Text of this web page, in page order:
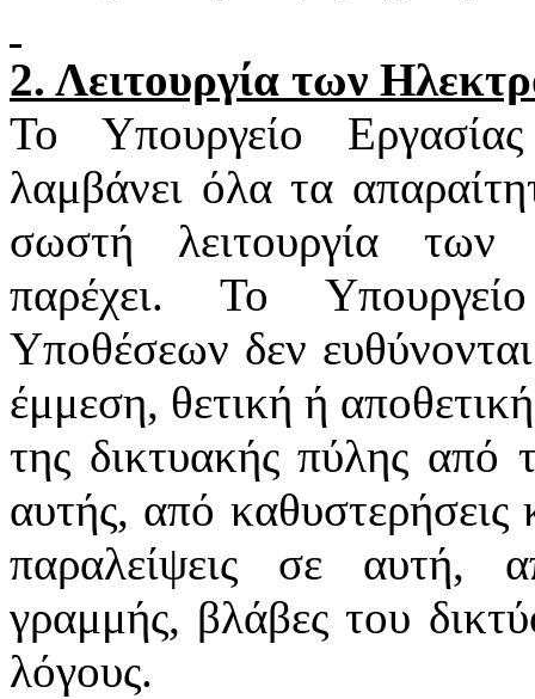
2. Λειτουργία των
Το Υπουργείο
λαμβάνει όλα τα
σωστή λειτουργία των
παρέχει. Το
Υποθέσεων δεν
έμμεση, θετική ή
της δικτυακής πύλης
αυτής, από
παραλείψεις σε αυτή,
γραμμής, βλάβες του
λόγους.